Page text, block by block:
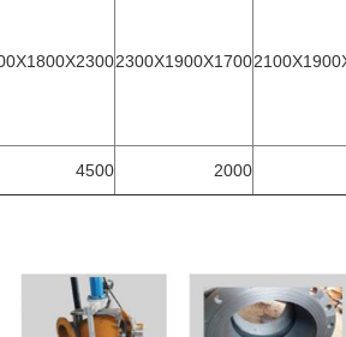
2300X1900X1700
2700X1800X2300
2000
4500